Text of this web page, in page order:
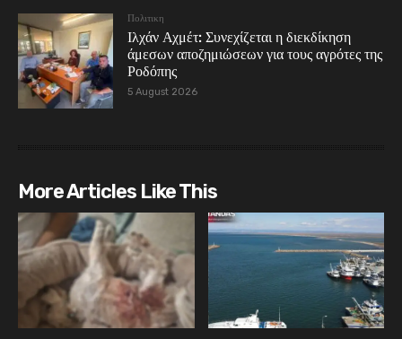
Πολιτικη
Ιλχάν Αχμέτ: Συνεχίζεται η διεκδίκηση
άμεσων αποζημιώσεων για τους αγρότες της
Ροδόπης
5 August 2026
More Articles Like This